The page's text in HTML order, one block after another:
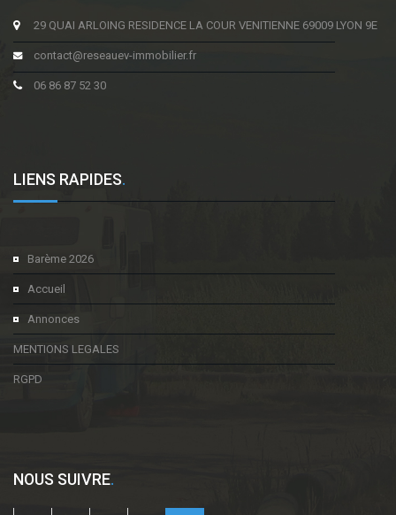
29 QUAI ARLOING RESIDENCE LA COUR VENITIENNE 69009 LYON 9E
contact@reseauev-immobilier.fr
06 86 87 52 30
LIENS RAPIDES.
Barème 2026
Accueil
Annonces
MENTIONS LEGALES
RGPD
NOUS SUIVRE.